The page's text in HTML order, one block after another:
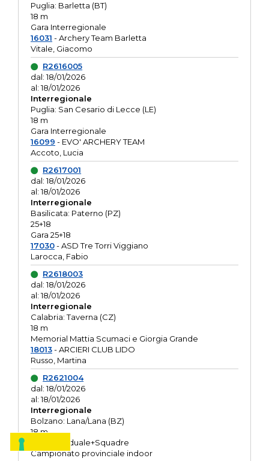
Puglia: Barletta (BT)
18 m
Gara Interregionale
16031 - Archery Team Barletta
Vitale, Giacomo
R2616005
dal: 18/01/2026
al: 18/01/2026
Interregionale
Puglia: San Cesario di Lecce (LE)
18 m
Gara Interregionale
16099 - EVO' ARCHERY TEAM
Accoto, Lucia
R2617001
dal: 18/01/2026
al: 18/01/2026
Interregionale
Basilicata: Paterno (PZ)
25+18
Gara 25+18
17030- ASD Tre Torri Viggiano
Larocca, Fabio
R2618003
dal: 18/01/2026
al: 18/01/2026
Interregionale
Calabria: Taverna (CZ)
18 m
Memorial Mattia Scumaci e Giorgia Grande
18013- ARCIERI CLUB LIDO
Russo, Martina
R2621004
dal: 18/01/2026
al: 18/01/2026
Interregionale
Bolzano: Lana/Lana (BZ)
18 m
O.R. Individuale+Squadre
Campionato provinciale indoor